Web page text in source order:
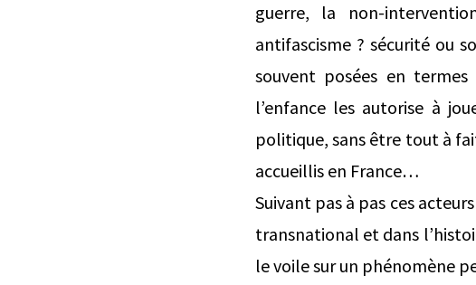
guerre, la non-
antifascisme ? sécurité ou
souvent posées en
l’enfance les autorise à
politique, sans être tout à
accueillis en France…
Suivant pas à pas ces
transnational et dans
le voile sur un phénomène